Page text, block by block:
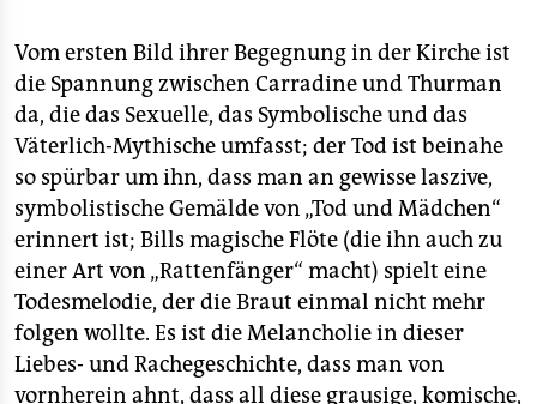
Vom ersten Bild ihrer Begegnung in der Kirche ist
die Spannung zwischen Carradine und Thurman
da, die das Sexuelle, das Symbolische und das
Väterlich-Mythische umfasst; der Tod ist beinahe
so spürbar um ihn, dass man an gewisse laszive,
symbolistische Gemälde von „Tod und Mädchen“
erinnert ist; Bills magische Flöte (die ihn auch zu
einer Art von „Rattenfänger“ macht) spielt eine
Todesmelodie, der die Braut einmal nicht mehr
folgen wollte. Es ist die Melancholie in dieser
Liebes- und Rachegeschichte, dass man von
vornherein ahnt, dass all diese grausige, komische,